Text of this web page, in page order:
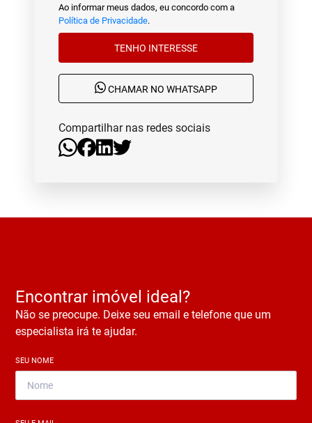
Ao informar meus dados, eu concordo com a
Política de Privacidade.
TENHO INTERESSE
CHAMAR NO WHATSAPP
Compartilhar nas redes sociais
Encontrar imóvel ideal?
Não se preocupe. Deixe seu email e telefone que um
especialista irá te ajudar.
SEU NOME